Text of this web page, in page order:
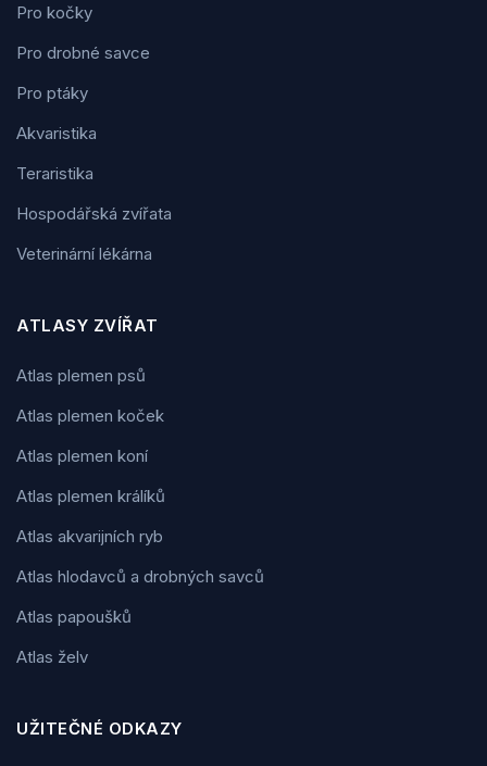
Pro kočky
Pro drobné savce
Pro ptáky
Akvaristika
Teraristika
Hospodářská zvířata
Veterinární lékárna
ATLASY ZVÍŘAT
Atlas plemen psů
Atlas plemen koček
Atlas plemen koní
Atlas plemen králíků
Atlas akvarijních ryb
Atlas hlodavců a drobných savců
Atlas papoušků
Atlas želv
UŽITEČNÉ ODKAZY